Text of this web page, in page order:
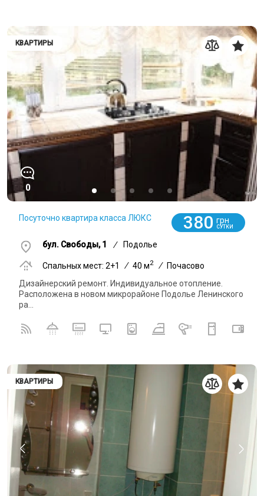
КВАРТИРЫ
0
Посуточно квартира класса ЛЮКС 380 грн
СУТКИ
бул. Свободы, 1 / Подолье
Спальных мест: 2+1 / 40 м2 / Почасово
Дизайнерский ремонт. Индивидуальное отопление.
Расположена в новом микрорайоне Подолье Ленинского
ра...
КВАРТИРЫ